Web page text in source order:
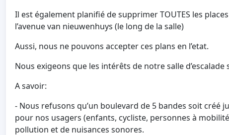
Il est également planifié de supprimer TOUTES les
l’avenue van nieuwenhuys (le long de la salle)
Aussi, nous ne pouvons accepter ces plans en l’etat.
Nous exigeons que les intérêts de notre salle
A savoir:
- Nous refusons qu’un boulevard de 5 bandes soit
pour nos usagers (enfants, cycliste, personnes à
pollution et de nuisances sonores.